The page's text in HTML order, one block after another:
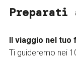
Preparati
Il viaggio nel tuo
Ti guideremo nei